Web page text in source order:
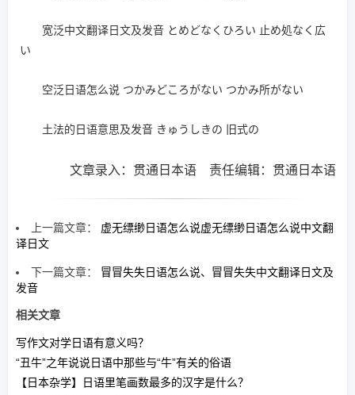
宽泛中文翻译日文及发音 とめどなくひろい 止め処なく広
い
空泛日语怎么说 つかみどころがない つかみ所がない
土法的日语意思及发音 きゅうしきの 旧式の
文章录入：贯通日本语 责任编辑：贯通日本语
上一篇文章： 虚无缥缈日语怎么说虚无缥缈日语怎么说中文翻
译日文
下一篇文章： 冒冒失失日语怎么说、冒冒失失中文翻译日文及
发音
相关文章
写作文对学日语有意义吗？
“丑牛”之年说说日语中那些与“牛”有关的俗语
【日本杂学】日语里笔画数最多的汉字是什么？